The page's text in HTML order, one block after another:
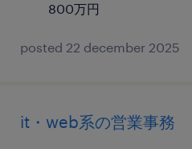
800万円
posted 22 december 2025
it・web系の営業事務